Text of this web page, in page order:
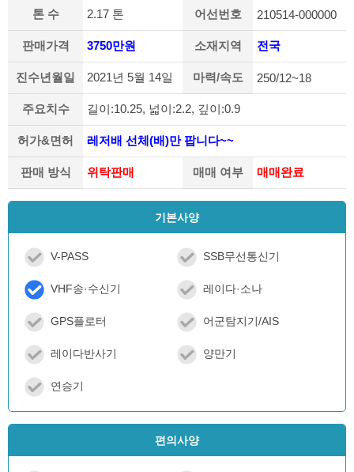
톤 수 2.17 톤 어선번호 210514-000000
판매가격 3750만원 소재지역 전국
진수년월일 2021년 5월 14일 마력/속도 250/12~18
주요치수 길이:10.25, 넓이:2.2, 깊이:0.9
허가&면허 레저배 선체(배)만 팝니다~~
판매 방식 위탁판매 매매 여부 매매완료
기본사양
V-PASS SSB무선통신기
VHF송·수신기 레이다·소나
GPS플로터 어군탐지기/AIS
레이다반사기 양만기
연승기
편의사양